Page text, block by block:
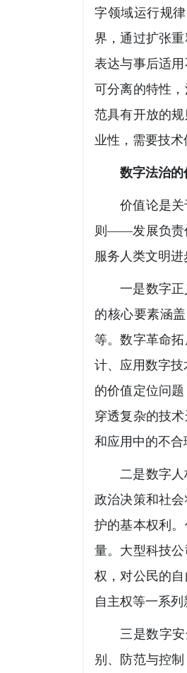
字领域运行规
界，通过扩张
表达与事后适
可分离的特性
范具有开放的
业性，需要技
数字法治
价值论是
则——发展负责
服务人类文明
一是数字
的核心要素涵
等。数字革命
计、应用数字
的价值定位问
穿透复杂的技
和应用中的不合
二是数字
政治决策和社
护的基本权利
量。大型科技
权，对公民的
自主权等一系
三是数字
别、防范与控